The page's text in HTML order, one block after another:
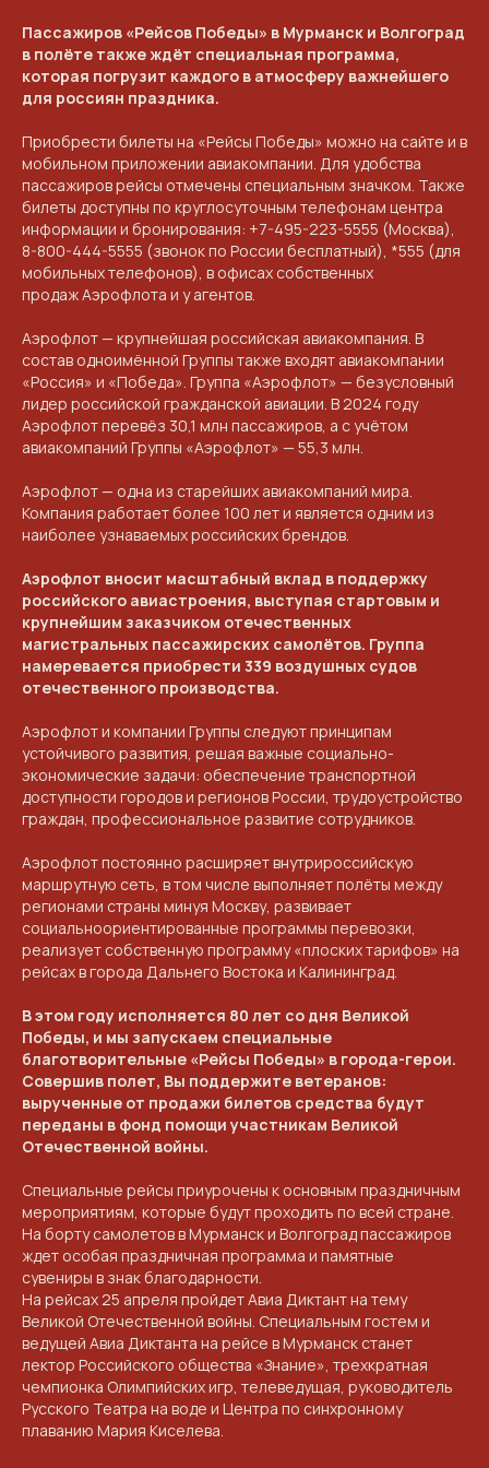
Пассажиров «Рейсов Победы» в Мурманск и Волгоград
в полёте также ждёт специальная программа,
которая погрузит каждого в атмосферу важнейшего
для россиян праздника.
Приобрести билеты на «Рейсы Победы» можно на сайте и в
мобильном приложении авиакомпании. Для удобства
пассажиров рейсы отмечены специальным значком. Также
билеты доступны по круглосуточным телефонам центра
информации и бронирования: +7-495-223-5555 (Москва),
8-800-444-5555 (звонок по России бесплатный), *555 (для
мобильных телефонов), в офисах собственных
продажАэрофлота и у агентов.
Аэрофлот — крупнейшая российская авиакомпания. В
состав одноимённой Группы также входят авиакомпании
«Россия» и «Победа». Группа «Аэрофлот» — безусловный
лидер российской гражданской авиации. В 2024 году
Аэрофлот перевёз 30,1 млн пассажиров, а с учётом
авиакомпаний Группы «Аэрофлот» — 55,3 млн.
Аэрофлот — одна из старейших авиакомпаний мира.
Компания работает более 100 лет и является одним из
наиболее узнаваемых российских брендов.
Аэрофлот вносит масштабный вклад в поддержку
российского авиастроения, выступая стартовым и
крупнейшим заказчиком отечественных
магистральных пассажирских самолётов. Группа
намеревается приобрести 339 воздушных судов
отечественного производства.
Аэрофлот и компании Группы следуют принципам
устойчивого развития, решая важные социально-
экономические задачи: обеспечение транспортной
доступности городов и регионов России, трудоустройство
граждан, профессиональное развитие сотрудников.
Аэрофлот постоянно расширяет внутрироссийскую
маршрутную сеть, в том числе выполняет полёты между
регионами страны минуя Москву, развивает
социальноориентированные программы перевозки,
реализует собственную программу «плоских тарифов» на
рейсах в города Дальнего Востока и Калининград.
В этом году исполняется 80 лет со дня Великой
Победы, и мы запускаем специальные
благотворительные «Рейсы Победы» в города-герои.
Совершив полет, Вы поддержите ветеранов:
вырученные от продажи билетов средства будут
переданы в фонд помощи участникам Великой
Отечественной войны.
Специальные рейсы приурочены к основным праздничным
мероприятиям, которые будут проходить по всей стране.
На борту самолетов в Мурманск и Волгоград пассажиров
ждет особая праздничная программа и памятные
сувениры в знак благодарности.
На рейсах 25 апреля пройдет Авиа Диктант на тему
Великой Отечественной войны. Специальным гостем и
ведущей Авиа Диктанта на рейсе в Мурманск станет
лектор Российского общества «Знание», трехкратная
чемпионка Олимпийских игр, телеведущая, руководитель
Русского Театра на воде и Центра по синхронному
плаванию Мария Киселева.
КОНТАКТЫ
ПРИГЛАШАЕМ ВАС
ПРИНЯТЬ УЧАСТИЕ В
ПРОЕКТЕ
VICTORYDAY80.RU
NGKMOSCOW@YANDEX.RU
+7 (925) 007-33-07